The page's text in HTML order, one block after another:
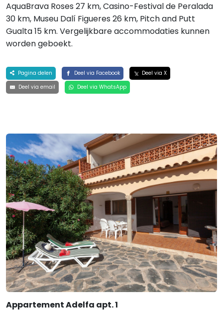
AquaBrava Roses 27 km, Casino-Festival de Peralada
30 km, Museu Dalí Figueres 26 km, Pitch and Putt
Gualta 15 km. Vergelijkbare accommodaties kunnen
worden geboekt.
Pagina delen Deel via Facebook
Deel via X
Deel via email
Deel via WhatsApp
Appartement Adelfa apt. 1